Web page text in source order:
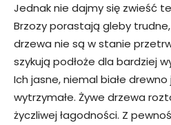
Jednak nie dajmy się zwieść
Brzozy porastają gleby
drzewa nie są w stanie
szykują podłoże dla bardziej
Ich jasne, niemal białe
wytrzymałe. Żywe drzewa
życzliwej łagodności. Z